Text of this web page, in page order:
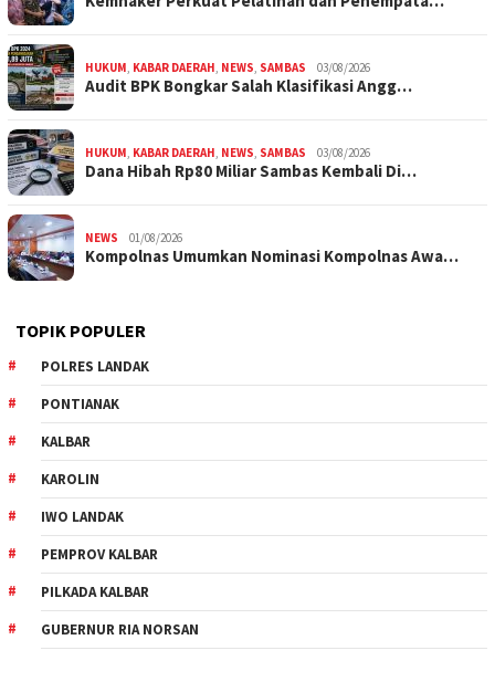
HUKUM, KABAR DAERAH, NEWS, SAMBAS 03/08/2026
Audit BPK Bongkar Salah Klasifikasi Angg…
HUKUM, KABAR DAERAH, NEWS, SAMBAS 03/08/2026
Dana Hibah Rp80 Miliar Sambas Kembali Di…
NEWS 01/08/2026
Kompolnas Umumkan Nominasi Kompolnas Awa…
TOPIK POPULER
POLRES LANDAK
PONTIANAK
KALBAR
KAROLIN
IWO LANDAK
PEMPROV KALBAR
PILKADA KALBAR
GUBERNUR RIA NORSAN